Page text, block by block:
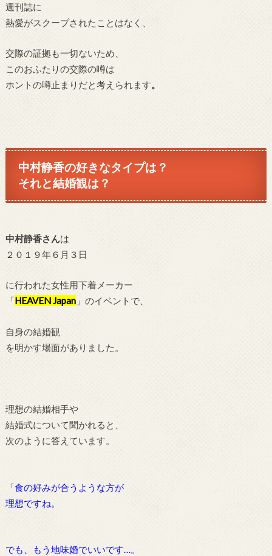
週刊誌に
熱愛がスクープされたことはなく、
交際の証拠も一切ないため、
このおふたりの交際の噂は
ホントの噂止まりだと考えられます。
中村静香の好きなタイプは？
それと結婚観は？
中村静香さんは
２０１９年６月３日
に行われた女性用下着メーカー
「HEAVEN Japan」のイベントで、
自身の結婚観
を明かす場面がありました。
理想の結婚相手や
結婚式について聞かれると、
次のように答えています。
「食の好みが合うような方が
理想ですね。
でも、もう地味婚でいいです…。